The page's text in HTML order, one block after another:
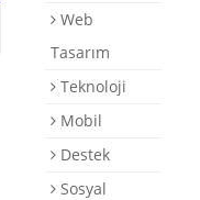
Web
Tasarım
Teknoloji
Mobil
Destek
Sosyal